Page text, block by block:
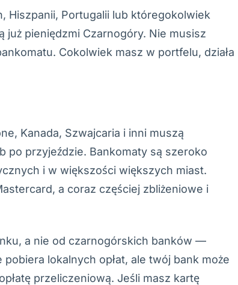
Hiszpanii, Portugalii lub któregokolwiek
pieniędzmi Czarnogóry. Nie musisz
Cokolwiek masz w portfelu, działa
Kanada, Szwajcaria i inni muszą
po przyjeździe. Bankomaty są szeroko
i w większości większych miast.
a coraz częściej zbliżeniowe i
a nie od czarnogórskich banków —
lokalnych opłat, ale twój bank może
przeliczeniową. Jeśli masz kartę